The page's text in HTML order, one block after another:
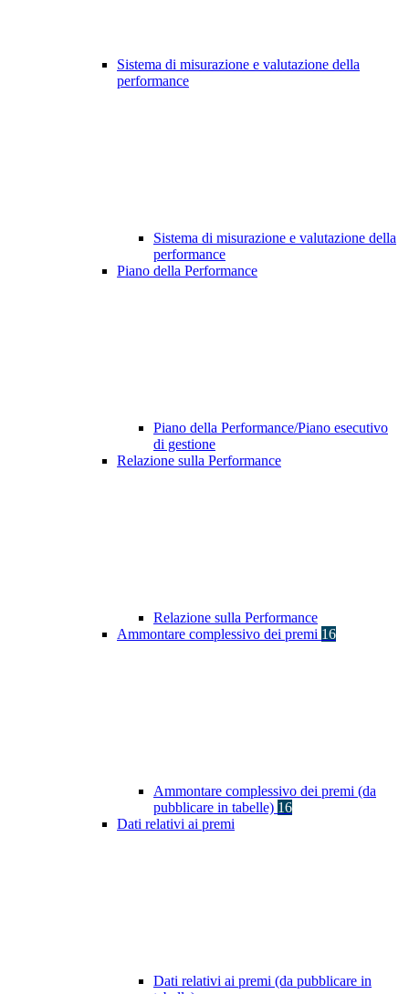
Sistema di misurazione e valutazione della
performance
Sistema di misurazione e valutazione della
performance
Piano della Performance
Piano della Performance/Piano esecutivo
di gestione
Relazione sulla Performance
Relazione sulla Performance
Ammontare complessivo dei premi 16
Ammontare complessivo dei premi (da
pubblicare in tabelle) 16
Dati relativi ai premi
Dati relativi ai premi (da pubblicare in